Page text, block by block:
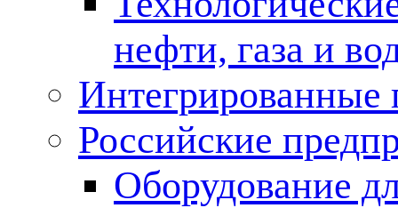
нефти, газа и
Российские
Оборудование